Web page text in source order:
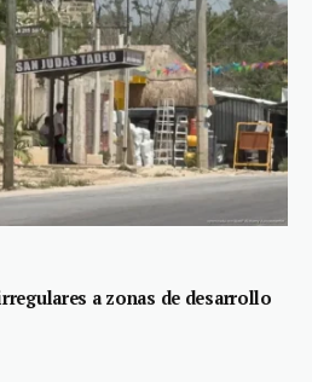
a zonas de desarrollo